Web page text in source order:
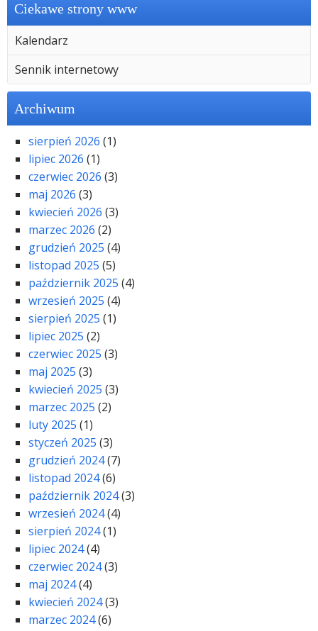
Ciekawe strony www
Kalendarz
Sennik internetowy
Archiwum
sierpień 2026 (1)
lipiec 2026 (1)
czerwiec 2026 (3)
maj 2026 (3)
kwiecień 2026 (3)
marzec 2026 (2)
grudzień 2025 (4)
listopad 2025 (5)
październik 2025 (4)
wrzesień 2025 (4)
sierpień 2025 (1)
lipiec 2025 (2)
czerwiec 2025 (3)
maj 2025 (3)
kwiecień 2025 (3)
marzec 2025 (2)
luty 2025 (1)
styczeń 2025 (3)
grudzień 2024(7)
listopad 2024(6)
październik 2024(3)
wrzesień 2024(4)
sierpień 2024(1)
lipiec 2024(4)
czerwiec 2024(3)
maj 2024(4)
kwiecień 2024(3)
marzec 2024(6)